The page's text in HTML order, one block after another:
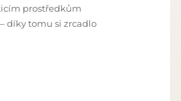
prostředkům
díky tomu si zrcadlo